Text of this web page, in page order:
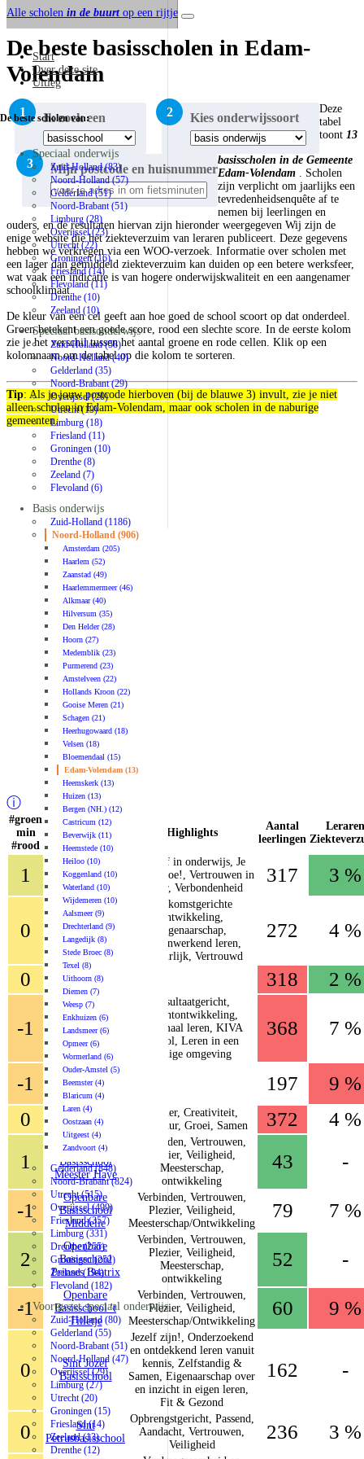
Alle scholen in de buurtop een rijtje
Start
Over deze site
Uitleg
De beste scholen van:
Speciaal onderwijs
Zuid-Holland (83)
Noord-Holland (57)
Gelderland (51)
Noord-Brabant (51)
Limburg (28)
Overijssel (23)
Utrecht (22)
Groningen (16)
Friesland (14)
Flevoland (11)
Drenthe (10)
Zeeland (10)
Speciaal basisonderwijs
Zuid-Holland (58)
Noord-Holland (40)
Gelderland (35)
Noord-Brabant (29)
Overijssel (20)
Utrecht (19)
Limburg (18)
Friesland (11)
Groningen (10)
Drenthe (8)
Zeeland (7)
Flevoland (6)
Basis onderwijs
Zuid-Holland (1186)
Noord-Holland (906)
Amsterdam (205)
Haarlem (52)
Zaanstad (49)
Haarlemmermeer (46)
Alkmaar (40)
Hilversum (35)
Den Helder (28)
Hoorn (27)
Medemblik (23)
Purmerend (23)
Amstelveen (22)
Hollands Kroon (22)
Gooise Meren (21)
Schagen (21)
Heerhugowaard (18)
Velsen (18)
Bloemendaal (15)
Edam-Volendam (13)
Heemskerk (13)
Huizen (13)
Bergen (NH.) (12)
Castricum (12)
Beverwijk (11)
Heemstede (10)
Heiloo (10)
Koggenland (10)
Waterland (10)
Wijdemeren (10)
Aalsmeer (9)
Drechterland (9)
Langedijk (8)
Stede Broec (8)
Texel (8)
Uithoorn (8)
Diemen (7)
Weesp (7)
Enkhuizen (6)
Landsmeer (6)
Opmeer (6)
Wormerland (6)
Ouder-Amstel (5)
Beemster (4)
Blaricum (4)
Laren (4)
Oostzaan (4)
Uitgeest (4)
Zandvoort (4)
Gelderland (848)
Noord-Brabant (824)
Utrecht (515)
Overijssel (499)
Friesland (357)
Limburg (331)
Drenthe (255)
Groningen (252)
Zeeland (194)
Flevoland (182)
Voortgezet speciaal onderwijs
Zuid-Holland (80)
Gelderland (55)
Noord-Brabant (51)
Noord-Holland (47)
Overijssel (29)
Limburg (27)
Utrecht (20)
Groningen (15)
Friesland (14)
Zeeland (13)
Drenthe (12)
De beste basisscholen in Edam-
Volendam
1 Ik zoek een 2 Kies onderwijssoort
3 Mijn postcode en huisnummer
Deze
tabel
toont 13
basisscholen in de Gemeente
Edam-Volendam
Scholen
zijn verplicht om jaarlijks een
tevredenheidsenquête af te
nemen bij leerlingen en
ouders, en de resultaten hiervan zijn hieronder weergegeven Wij zijn de
enige website die het ziekteverzuim van leraren publiceert. Deze gegevens
hebben we verkregen via een WOO-verzoek. Informatie over scholen met
een lager dan gemiddeld ziekteverzuim kan duiden op een betere werksfeer,
wat vaak een indicatie is van hogere onderwijskwaliteit en een aangenamer
schoolklimaat.
De kleur van een cel geeft aan hoe goed de school scoort op dat onderdeel.
Groen betekent een goede score, rood een slechte score. In de eerste kolom
zie je het verschil tussen het aantal groene en rode cellen. Klik op een
kolomnaam om de tabel op die kolom te sorteren.
Tip: Als je jouw postcode hierboven (bij de blauwe 3) invult, zie je niet
alleen scholen in Edam-Volendam, maar ook scholen in de naburige
gemeenten.
ⓘ
#groen
min
#rood
School Highlights
Aantal
leerlingen
Leraren
1
Oecumenische
Basisschool De
Trimaran
Geloof in onderwijs, Je
doet er toe!, Vertrouwen in
elkaar, Verbondenheid
317 3 %
0
Openbare
Basisschool De
Koningsspil
Toekomstgerichte
ontwikkeling,
Eigenaarschap,
Samenwerkend leren,
Natuurlijk, Vertrouwd
272 4 %
0
Basisschool de
Blokwhere
318 2 %
-1
Basisschool De
Scheepswerf
Resultaatgericht,
Talentontwikkeling,
Optimaal leren, KIVA
school, Leren in een
veilige omgeving
368 7 %
-1
De Nieuwe
School
Basisschool
197
9 %
0
De Samensprong
Plezier, Creativiteit,
Structuur, Groei, Samen
372
4 %
1
Openbare
Basisschool
Meester Haye
Verbinden, Vertrouwen,
Plezier, Veiligheid,
Meesterschap,
ontwikkeling
43 -
-1
Openbare
Basisschool
Middelie
Verbinden, Vertrouwen,
Plezier, Veiligheid,
Meesterschap/Ontwikkeling
79 7 %
2
Openbare
Basisschool
Prinses Beatrix
Verbinden, Vertrouwen,
Plezier, Veiligheid,
Meesterschap,
ontwikkeling
52 -
-1
Openbare
Basisschool 't
Tilletje
Verbinden, Vertrouwen,
Plezier, Veiligheid,
Meesterschap/Ontwikkeling
60 9 %
0
Sint Jozef
Basisschool
Jezelf zijn!, Onderzoekend
en ontdekkend leren vanuit
kennis, Zelfstandig &
Samen, Eigenaarschap over
en inzicht in eigen leren,
Fit & Gezond
162 -
0
Sint
Petrusbasisschool
Opbrengstgericht, Passend,
Aandacht, Vertrouwen,
Veiligheid
236 3 %